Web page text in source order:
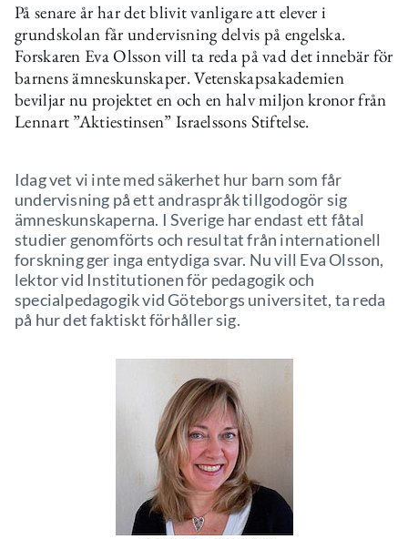
På senare år har det blivit vanligare att elever i
grundskolan får undervisning delvis på engelska.
Forskaren Eva Olsson vill ta reda på vad det innebär för
barnens ämneskunskaper. Vetenskapsakademien
beviljar nu projektet en och en halv miljon kronor från
Lennart ”Aktiestinsen” Israelssons Stiftelse.
Idag vet vi inte med säkerhet hur barn som får
undervisning på ett andraspråk tillgodogör sig
ämneskunskaperna. I Sverige har endast ett fåtal
studier genomförts och resultat från internationell
forskning ger inga entydiga svar. Nu vill Eva Olsson,
lektor vid Institutionen för pedagogik och
specialpedagogik vid Göteborgs universitet, ta reda
på hur det faktiskt förhåller sig.